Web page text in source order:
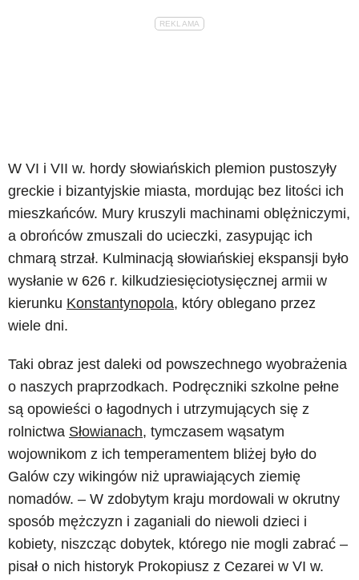
W VI i VII w. hordy słowiańskich plemion pustoszyły
greckie i bizantyjskie miasta, mordując bez litości ich
mieszkańców. Mury kruszyli machinami oblężniczymi,
a obrońców zmuszali do ucieczki, zasypując ich
chmarą strzał. Kulminacją słowiańskiej ekspansji było
wysłanie w 626 r. kilkudziesięciotysięcznej armii w
kierunku Konstantynopola, który oblegano przez
wiele dni.
Taki obraz jest daleki od powszechnego wyobrażenia
o naszych praprzodkach. Podręczniki szkolne pełne
są opowieści o łagodnych i utrzymujących się z
rolnictwa Słowianach, tymczasem wąsatym
wojownikom z ich temperamentem bliżej było do
Galów czy wikingów niż uprawiających ziemię
nomadów. – W zdobytym kraju mordowali w okrutny
sposób mężczyzn i zaganiali do niewoli dzieci i
kobiety, niszcząc dobytek, którego nie mogli zabrać –
pisał o nich historyk Prokopiusz z Cezarei w VI w.